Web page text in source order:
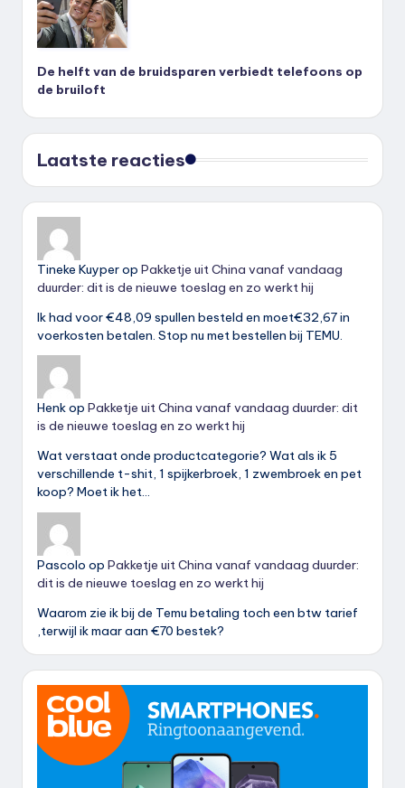
De helft van de bruidsparen verbiedt telefoons op
de bruiloft
Laatste reacties
Tineke Kuyperop Pakketje uit China vanaf vandaag
duurder: dit is de nieuwe toeslag en zo werkt hij
Ik had voor €48,09 spullen besteld en moet€32,67 in
voerkosten betalen. Stop nu met bestellen bij TEMU.
Henkop Pakketje uit China vanaf vandaag duurder: dit
is de nieuwe toeslag en zo werkt hij
Wat verstaat onde productcategorie? Wat als ik 5
verschillende t-shit, 1 spijkerbroek, 1 zwembroek en pet
koop? Moet ik het…
Pascolo op Pakketje uit China vanaf vandaag duurder:
dit is de nieuwe toeslag en zo werkt hij
Waarom zie ik bij de Temu betaling toch een btw tarief
,terwijl ik maar aan €70 bestek?